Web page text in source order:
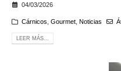
04/03/2026
Cárnicos Gourmet, Noticias
LEER MÁS...